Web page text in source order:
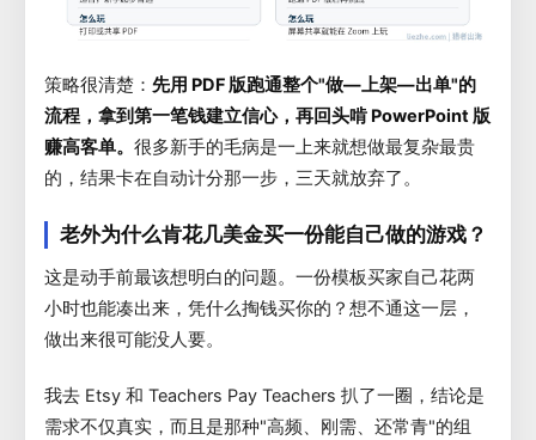
策略很清楚： 先用 PDF 版跑通整个"做—上架—出单"的
流程，拿到第一笔钱建立信心，再回头啃 PowerPoint 版
赚高客单。 很多新手的毛病是一上来就想做最复杂最贵
的，结果卡在自动计分那一步，三天就放弃了。
老外为什么肯花几美金买一份能自己做的游戏？
这是动手前最该想明白的问题。一份模板买家自己花两
小时也能凑出来，凭什么掏钱买你的？想不通这一层，
做出来很可能没人要。
我去 Etsy 和 Teachers Pay Teachers 扒了一圈，结论是
需求不仅真实，而且是那种"高频、刚需、还常青"的组